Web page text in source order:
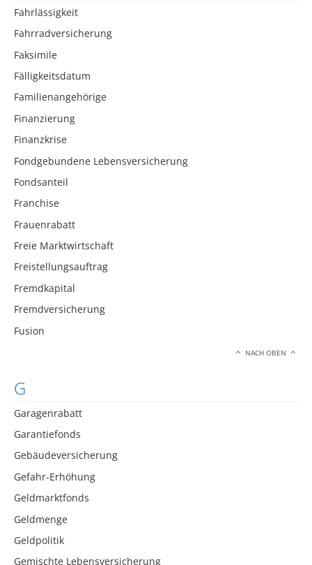
Fahrlässigkeit
Fahrradversicherung
Faksimile
Fälligkeitsdatum
Familienangehörige
Finanzierung
Finanzkrise
Fondgebundene Lebensversicherung
Fondsanteil
Franchise
Frauenrabatt
Freie Marktwirtschaft
Freistellungsauftrag
Fremdkapital
Fremdversicherung
Fusion
NACH OBEN
G
Garagenrabatt
Garantiefonds
Gebäudeversicherung
Gefahr-Erhöhung
Geldmarktfonds
Geldmenge
Geldpolitik
Gemischte Lebensversicherung